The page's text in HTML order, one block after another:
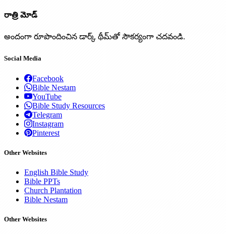
రాత్రి మోడ్
అందంగా రూపొందించిన డార్క్ థీమ్‌తో సౌకర్యంగా చదవండి.
Social Media
Facebook
Bible Nestam
YouTube
Bible Study Resources
Telegram
Instagram
Pinterest
Other Websites
English Bible Study
Bible PPTs
Church Plantation
Bible Nestam
Other Websites